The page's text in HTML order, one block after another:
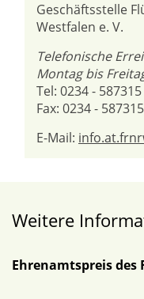
Geschäftsstelle
Westfalen e. V.
Telefonische
Montag bis
Tel: 0234 -
Fax: 0234 -
E-Mail:
Weitere
Ehrenamtspreis des